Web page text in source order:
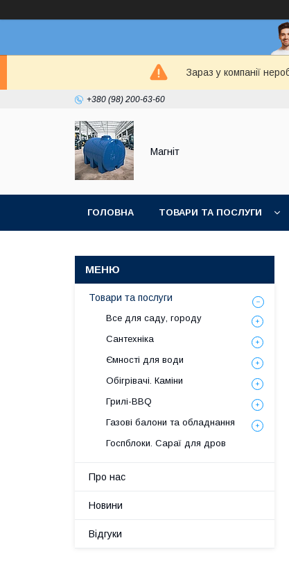
Зараз у компанії
+380 (98) 200-63-60
Магніт
ГОЛОВНА ТОВАРИ ТА ПОСЛУГИ
Товари та послуги
Все для саду, городу
Сантехніка
Ємності для води
Обігрівачі. Каміни
Грилі-BBQ
Газові балони та обладнання
Госпблоки. Сараї для дров
Про нас
Новини
Відгуки